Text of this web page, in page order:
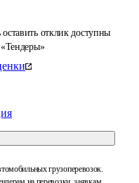
отклик доступны
грузоперевозок.